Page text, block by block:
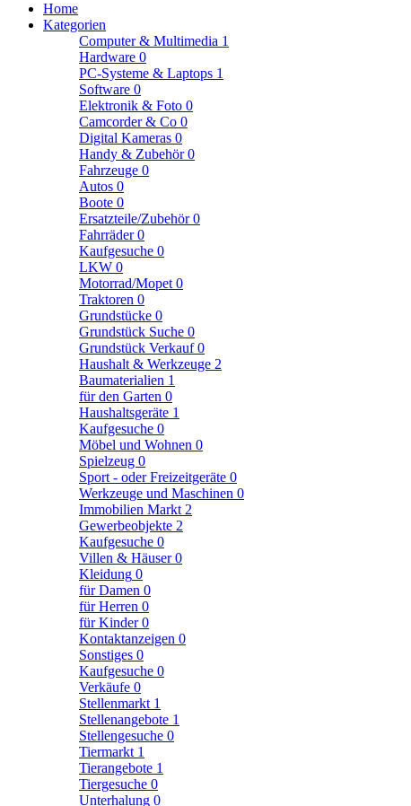
Home
Kategorien
Computer & Multimedia 1
Hardware 0
PC-Systeme & Laptops 1
Software 0
Elektronik & Foto 0
Camcorder & Co 0
Digital Kameras 0
Handy & Zubehör0
Fahrzeuge 0
Autos 0
Boote 0
Ersatzteile/Zubehör0
Fahrräder0
Kaufgesuche 0
LKW 0
Motorrad/Mopet 0
Traktoren 0
Grundstücke 0
Grundstück Suche 0
Grundstück Verkauf0
Haushalt & Werkzeuge 2
Baumaterialien 1
für den Garten 0
Haushaltsgeräte 1
Kaufgesuche 0
Möbel und Wohnen 0
Spielzeug 0
Sport - oder Freizeitgeräte 0
Werkzeuge und Maschinen 0
Immobilien Markt 2
Gewerbeobjekte 2
Kaufgesuche 0
Villen & Häuser0
Kleidung 0
für Damen 0
für Herren 0
für Kinder0
Kontaktanzeigen 0
Sonstiges 0
Kaufgesuche 0
Verkäufe 0
Stellenmarkt 1
Stellenangebote 1
Stellengesuche 0
Tiermarkt 1
Tierangebote 1
Tiergesuche 0
Unterhalung 0